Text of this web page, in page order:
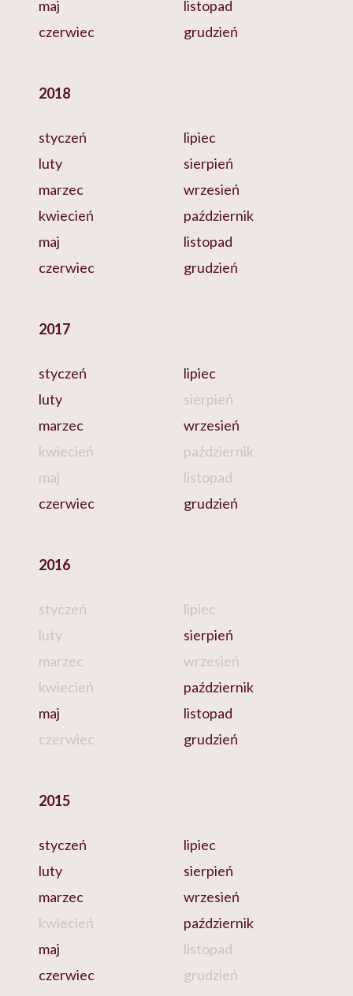
maj
czerwiec
listopad
grudzień
2018
styczeń
luty
marzec
kwiecień
maj
czerwiec
lipiec
sierpień
wrzesień
październik
listopad
grudzień
2017
styczeń
luty
marzec
kwiecień
maj
czerwiec
lipiec
sierpień
wrzesień
październik
listopad
grudzień
2016
styczeń
luty
marzec
kwiecień
maj
czerwiec
lipiec
sierpień
wrzesień
październik
listopad
grudzień
2015
styczeń
luty
marzec
kwiecień
maj
czerwiec
lipiec
sierpień
wrzesień
październik
listopad
grudzień